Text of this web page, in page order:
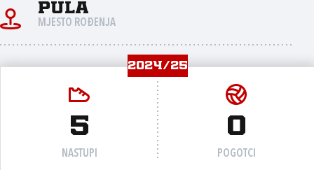
Pula
MJESTO ROĐENJA
2024/25
5
NASTUPI
0
POGOTCI